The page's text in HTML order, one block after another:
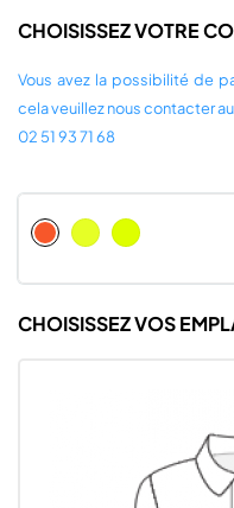
CHOISISSEZ VOTRE
Vous avez la possibilité de
cela veuillez nous contacter au
02 51 93 71 68
Fluorescent
Fluorescent
Fluorescent
CHOISISSEZ VOS